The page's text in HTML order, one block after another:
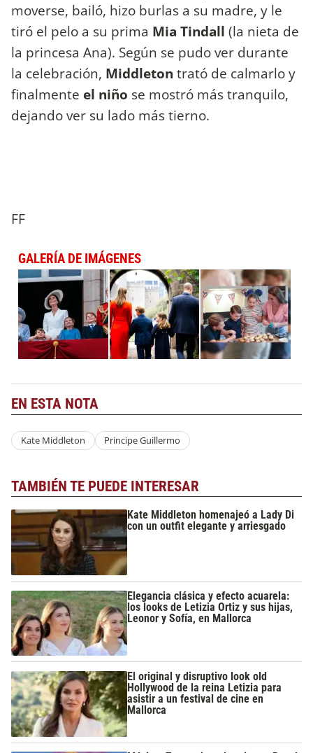
moverse, bailó, hizo burlas a su madre, y le
tiró el pelo a su prima Mia Tindall (la nieta de
la princesa Ana). Según se pudo ver durante
la celebración, Middleton trató de calmarlo y
finalmente el niño se mostró más tranquilo,
dejando ver su lado más tierno.
FF
GALERÍA DE IMÁGENES
EN ESTA NOTA
Kate Middleton Principe Guillermo
TAMBIÉN TE PUEDE INTERESAR
Kate Middleton homenajeó a Lady Di
con un outfit elegante y arriesgado
Elegancia clásica y efecto acuarela:
los looks de Letizia Ortiz y sus hijas,
Leonor y Sofía, en Mallorca
El original y disruptivo look old
Hollywood de la reina Letizia para
asistir a un festival de cine en
Mallorca